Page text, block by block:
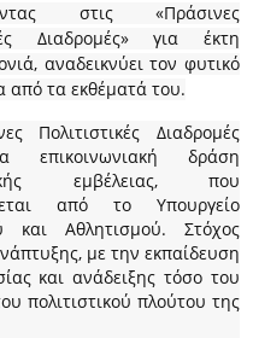
στις «Πράσινες
Διαδρομές» για έκτη
αναδεικνύει τον φυτικό
από τα εκθέματά του.
Πολιτιστικές Διαδρομές
επικοινωνιακή δράση
εμβέλειας, που
από το Υπουργείο
και Αθλητισμού. Στόχος
με την εκπαίδευση
και ανάδειξης τόσο του
πολιτιστικού πλούτου της